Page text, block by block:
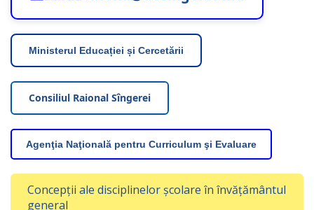
Ministerul Educației și Cercetării
Consiliul Raional Sîngerei
Agenţia Naţională pentru Curriculum şi Evaluare
Concepții ale disciplinelor școlare în învățământul
general